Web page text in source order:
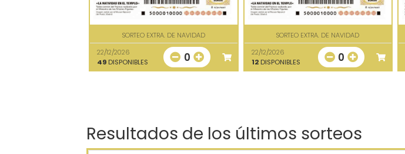
SORTEO EXTRA. DE NAVIDAD
22/12/2026
49 DISPONIBLES 0
SORTEO EXTRA. DE NAVIDAD
22/12/2026
12DISPONIBLES 0
Resultados de los últimos sorteos